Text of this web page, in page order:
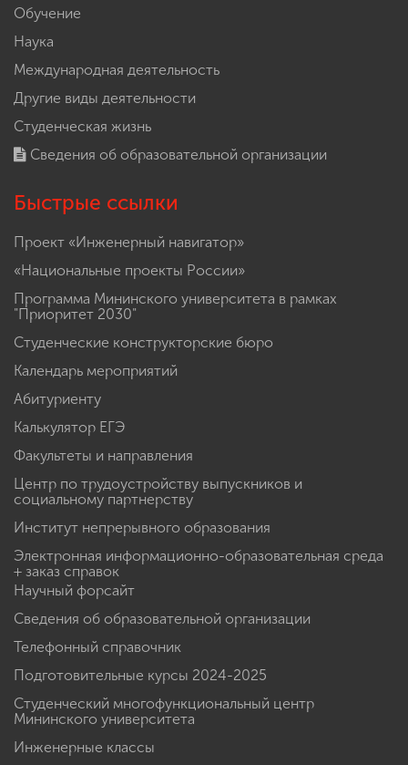
Обучение
Наука
Международная деятельность
Другие виды деятельности
Студенческая жизнь
Сведения об образовательной организации
Быстрые ссылки
Проект «Инженерный навигатор»
«Национальные проекты России»
Программа Мининского университета в рамках
"Приоритет 2030"
Студенческие конструкторские бюро
Календарь мероприятий
Абитуриенту
Калькулятор ЕГЭ
Факультеты и направления
Центр по трудоустройству выпускников и
социальному партнерству
Институт непрерывного образования
Электронная информационно-образовательная среда
+ заказ справок
Научный форсайт
Сведения об образовательной организации
Телефонный справочник
Подготовительные курсы 2024-2025
Студенческий многофункциональный центр
Мининского университета
Инженерные классы